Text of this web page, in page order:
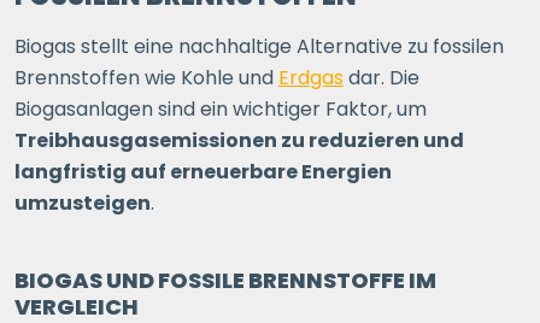
Biogas stellt eine nachhaltige Alternative zu fossilen
Brennstoffen wie Kohle und Erdgasdar. Die
Biogasanlagen sind ein wichtiger Faktor, um
Treibhausgasemissionen zu reduzieren und
langfristig auf erneuerbare Energien
umzusteigen.
BIOGAS UND FOSSILE BRENNSTOFFE IM
VERGLEICH